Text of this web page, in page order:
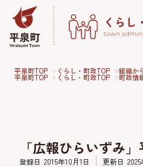
平泉町TOP くらし・町政TOP 組織か
平泉町TOP くらし・町政TOP 町政情
「広報ひらいずみ
登録日 2015年10月1日 更新日